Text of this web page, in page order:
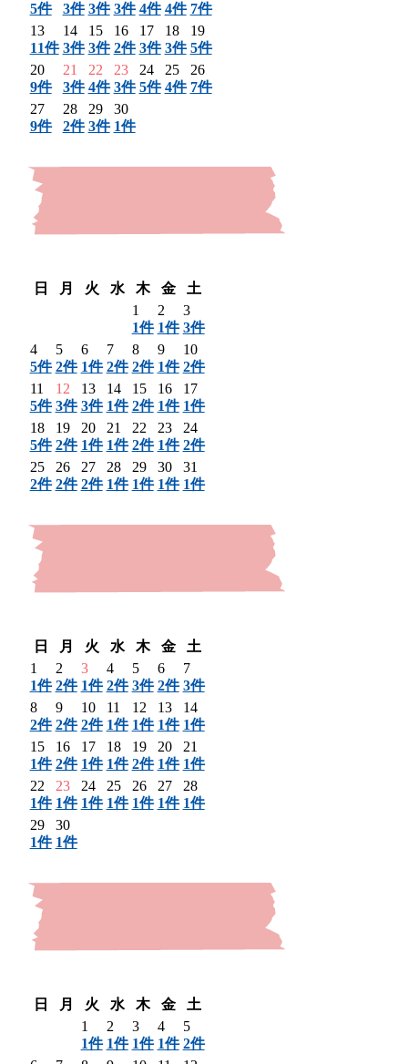
5件
3件 3件 3件 4件 4件 7件
13
11件
14
3件
15
3件
16
2件
17
3件
18
3件
19
5件
20
9件
21
3件
22
4件
23
3件
24
5件
25
4件
26
7件
27
9件
28
2件
29
3件
30
1件
日
月 火 水 木 金
土
1
1件
2
1件
3
3件
4
5件
5
2件
6
1件
7
2件
8
2件
9
1件
10
2件
11
5件
12
3件
13
3件
14
1件
15
2件
16
1件
17
1件
18
5件
19
2件
20
1件
21
1件
22
2件
23
1件
24
2件
25
2件
26
2件
27
2件
28
1件
29
1件
30
1件
31
1件
日
月 火 水 木 金
土
1
1件
2
2件
3
1件
4
2件
5
3件
6
2件
7
3件
8
2件
9
2件
10
2件
11
1件
12
1件
13
1件
14
1件
15
1件
16
2件
17
1件
18
1件
19
2件
20
1件
21
1件
22
1件
23
1件
24
1件
25
1件
26
1件
27
1件
28
1件
29
1件
30
1件
日
月 火 水 木 金
土
1
1件
2
1件
3
1件
4
1件
5
2件